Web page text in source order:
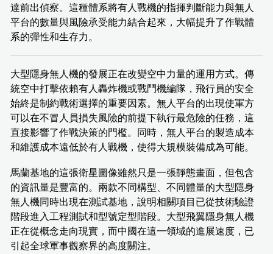
達前出偵察。這種體系將有人戰機的指揮判斷能力與無人
平台的數量與風險承受能力結合起來，大幅提升了作戰體
系的彈性和生存力。
大型隱身無人機的發展正在改變空中力量的運用方式。傳
統空中打擊依賴有人轟炸機或戰鬥機編隊，飛行員的安全
始終是制約戰術選擇的重要因素。無人平台的出現使軍方
可以在不冒人員損失風險的前提下執行最危險的任務，這
直接影響了作戰決策的門檻。同時，無人平台的製造成本
和維護成本遠低於有人戰機，使得大規模裝備成為可能。
馬蘭基地的這張衛星圖像雖然只是一張靜態畫面，但包含
的資訊量是豐富的。兩款不同構型、不同體量的大型隱身
無人機同時出現在測試基地，說明相關項目已從技術驗證
階段進入工程測試和型號定型階段。大型飛翼隱身無人機
正在從概念走向現實，而中國在這一領域的進展速度，已
引起全球軍事觀察界的高度關注。